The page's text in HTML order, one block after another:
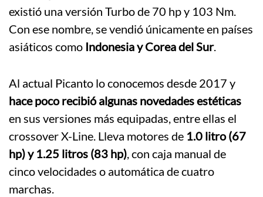
existió una versión Turbo de 70 hp y 103 Nm.
Con ese nombre, se vendió únicamente en países
asiáticos como Indonesia y Corea del Sur.
Al actual Picanto lo conocemos desde 2017 y
hace poco recibió algunas novedades estéticas
en sus versiones más equipadas, entre ellas el
crossover X-Line. Lleva motores de 1.0 litro (67
hp) y 1.25 litros (83 hp), con caja manual de
cinco velocidades o automática de cuatro
marchas.